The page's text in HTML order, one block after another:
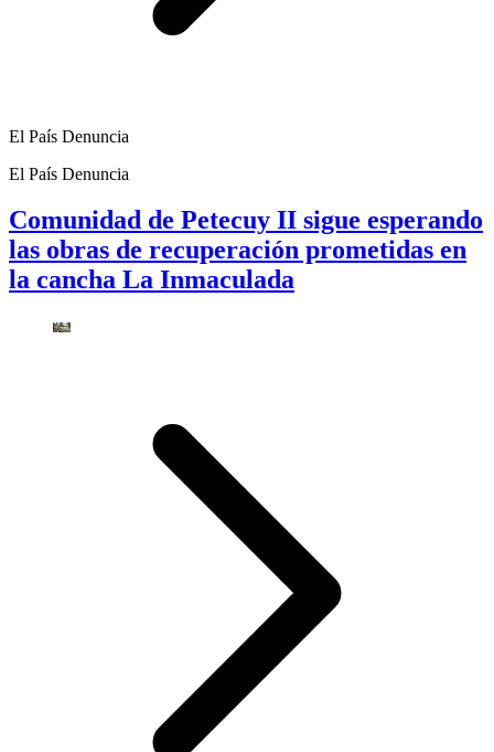
El País Denuncia
El País Denuncia
Comunidad de Petecuy II sigue esperando
las obras de recuperación prometidas en
la cancha La Inmaculada